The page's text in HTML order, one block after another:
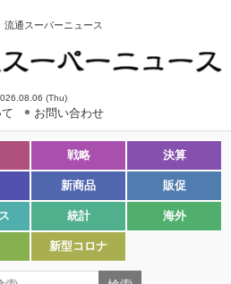
流通スーパーニュース
(Thu)
お問い合わせ
戦略 決算
新商品 販促
統計 海外
新型コロナ